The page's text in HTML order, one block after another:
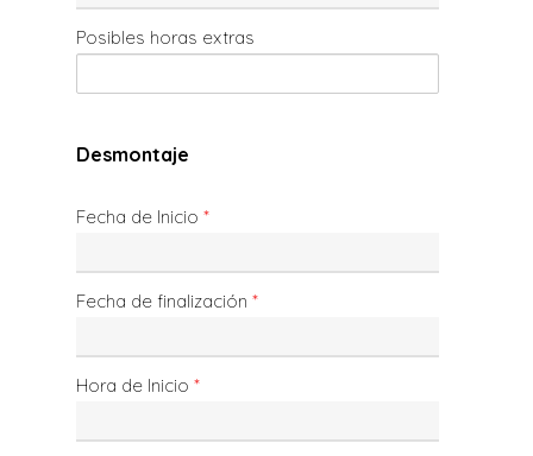
Posibles horas extras
Desmontaje
Fecha de Inicio*
Fecha de finalización*
Hora de Inicio*